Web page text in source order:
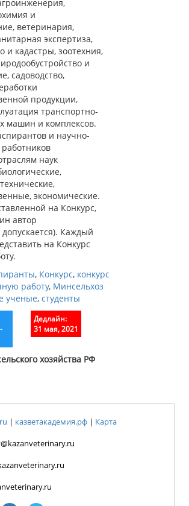
и
ветеринария,
экспертиза,
и кадастры, зоотехния,
и
садоводство,
продукции,
транспортно-
машин и комплексов.
и научно-
работников
наук
экономические.
на Конкурс,
автор
допускается). Каждый
на Конкурс
, Конкурс, конкурс
работу, Минсельхоз
ученые, студенты
Дедлайн:
31 мая, 2021
хозяйства РФ
| казветакадемия.рф | Карта